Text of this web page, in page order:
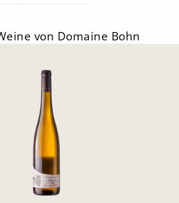
von Domaine Bohn